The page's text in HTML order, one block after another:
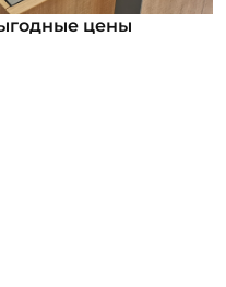
цены